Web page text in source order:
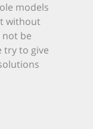
models
without
be
try to give